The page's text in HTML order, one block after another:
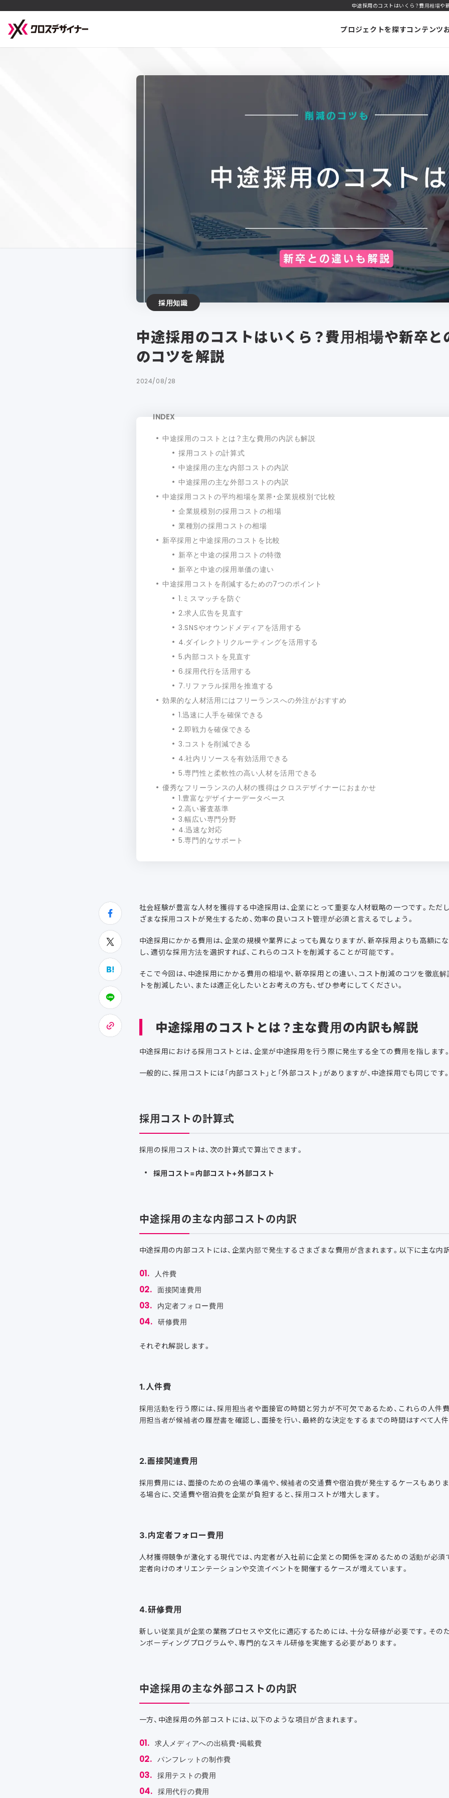
中途採用のコストはいくら？費用相場や
プロジェクトを探すコンテンツ
採用知識
中途採用のコストはいくら？費用相場や新卒と
のコツを解説
2024/08/28
INDEX
中途採用のコストとは？主な費用の内訳も解説
採用コストの計算式
中途採用の主な内部コストの内訳
中途採用の主な外部コストの内訳
中途採用コストの平均相場を業界・企業規模別で比較
企業規模別の採用コストの相場
業種別の採用コストの相場
新卒採用と中途採用のコストを比較
新卒と中途の採用コストの特徴
新卒と中途の採用単価の違い
中途採用コストを削減するための7つのポイント
1.ミスマッチを防ぐ
2.求人広告を見直す
3.SNSやオウンドメディアを活用する
4.ダイレクトリクルーティングを活用する
5.内部コストを見直す
6.採用代行を活用する
7.リファラル採用を推進する
効果的な人材活用にはフリーランスへの外注がおすすめ
1.迅速に人手を確保できる
2.即戦力を確保できる
3.コストを削減できる
4.社内リソースを有効活用できる
5.専門性と柔軟性の高い人材を活用できる
優秀なフリーランスの人材の獲得はクロスデザイナーにおまかせ
1.豊富なデザイナーデータベース
2.高い審査基準
3.幅広い専門分野
4.迅速な対応
5.専門的なサポート
社会経験が豊富な人材を獲得する中途採用は、企業にとって重要な人材戦略の一つです。ただ
ざまな採用コストが発生するため、効率の良いコスト管理が必須と言えるでしょう。
中途採用にかかる費用は、企業の規模や業界によっても異なりますが、新卒採用よりも高額に
し、適切な採用方法を選択すれば、これらのコストを削減することが可能です。
そこで今回は、中途採用にかかる費用の相場や、新卒採用との違い、コスト削減のコツを徹底
トを削減したい、または適正化したいとお考えの方も、ぜひ参考にしてください。
中途採用のコストとは？主な費用の内訳も解説
中途採用における採用コストとは、企業が中途採用を行う際に発生する全ての費用を指します。
一般的に、採用コストには「内部コスト」と「外部コスト」がありますが、中途採用でも同じです。
採用コストの計算式
採用の採用コストは、次の計算式で算出できます。
採用コスト=内部コスト+外部コスト
中途採用の主な内部コストの内訳
中途採用の内部コストには、企業内部で発生するさまざまな費用が含まれます。以下に主な内
人件費
面接関連費用
内定者フォロー費用
研修費用
それぞれ解説します。
1.人件費
採用活動を行う際には、採用担当者や面接官の時間と労力が不可欠であるため、これらの人件
用担当者が候補者の履歴書を確認し、面接を行い、最終的な決定をするまでの時間はすべて人
2.面接関連費用
採用費用には、面接のための会場の準備や、候補者の交通費や宿泊費が発生するケースもあり
る場合に、交通費や宿泊費を企業が負担すると、採用コストが増大します。
3.内定者フォロー費用
人材獲得競争が激化する現代では、内定者が入社前に企業との関係を深めるための活動が必須
定者向けのオリエンテーションや交流イベントを開催するケースが増えています。
4.研修費用
新しい従業員が企業の業務プロセスや文化に適応するためには、十分な研修が必要です。その
ンボーディングプログラムや、専門的なスキル研修を実施する必要があります。
中途採用の主な外部コストの内訳
一方、中途採用の外部コストには、以下のような項目が含まれます。
求人メディアへの出稿費・掲載費
パンフレットの制作費
採用テストの費用
採用代行の費用